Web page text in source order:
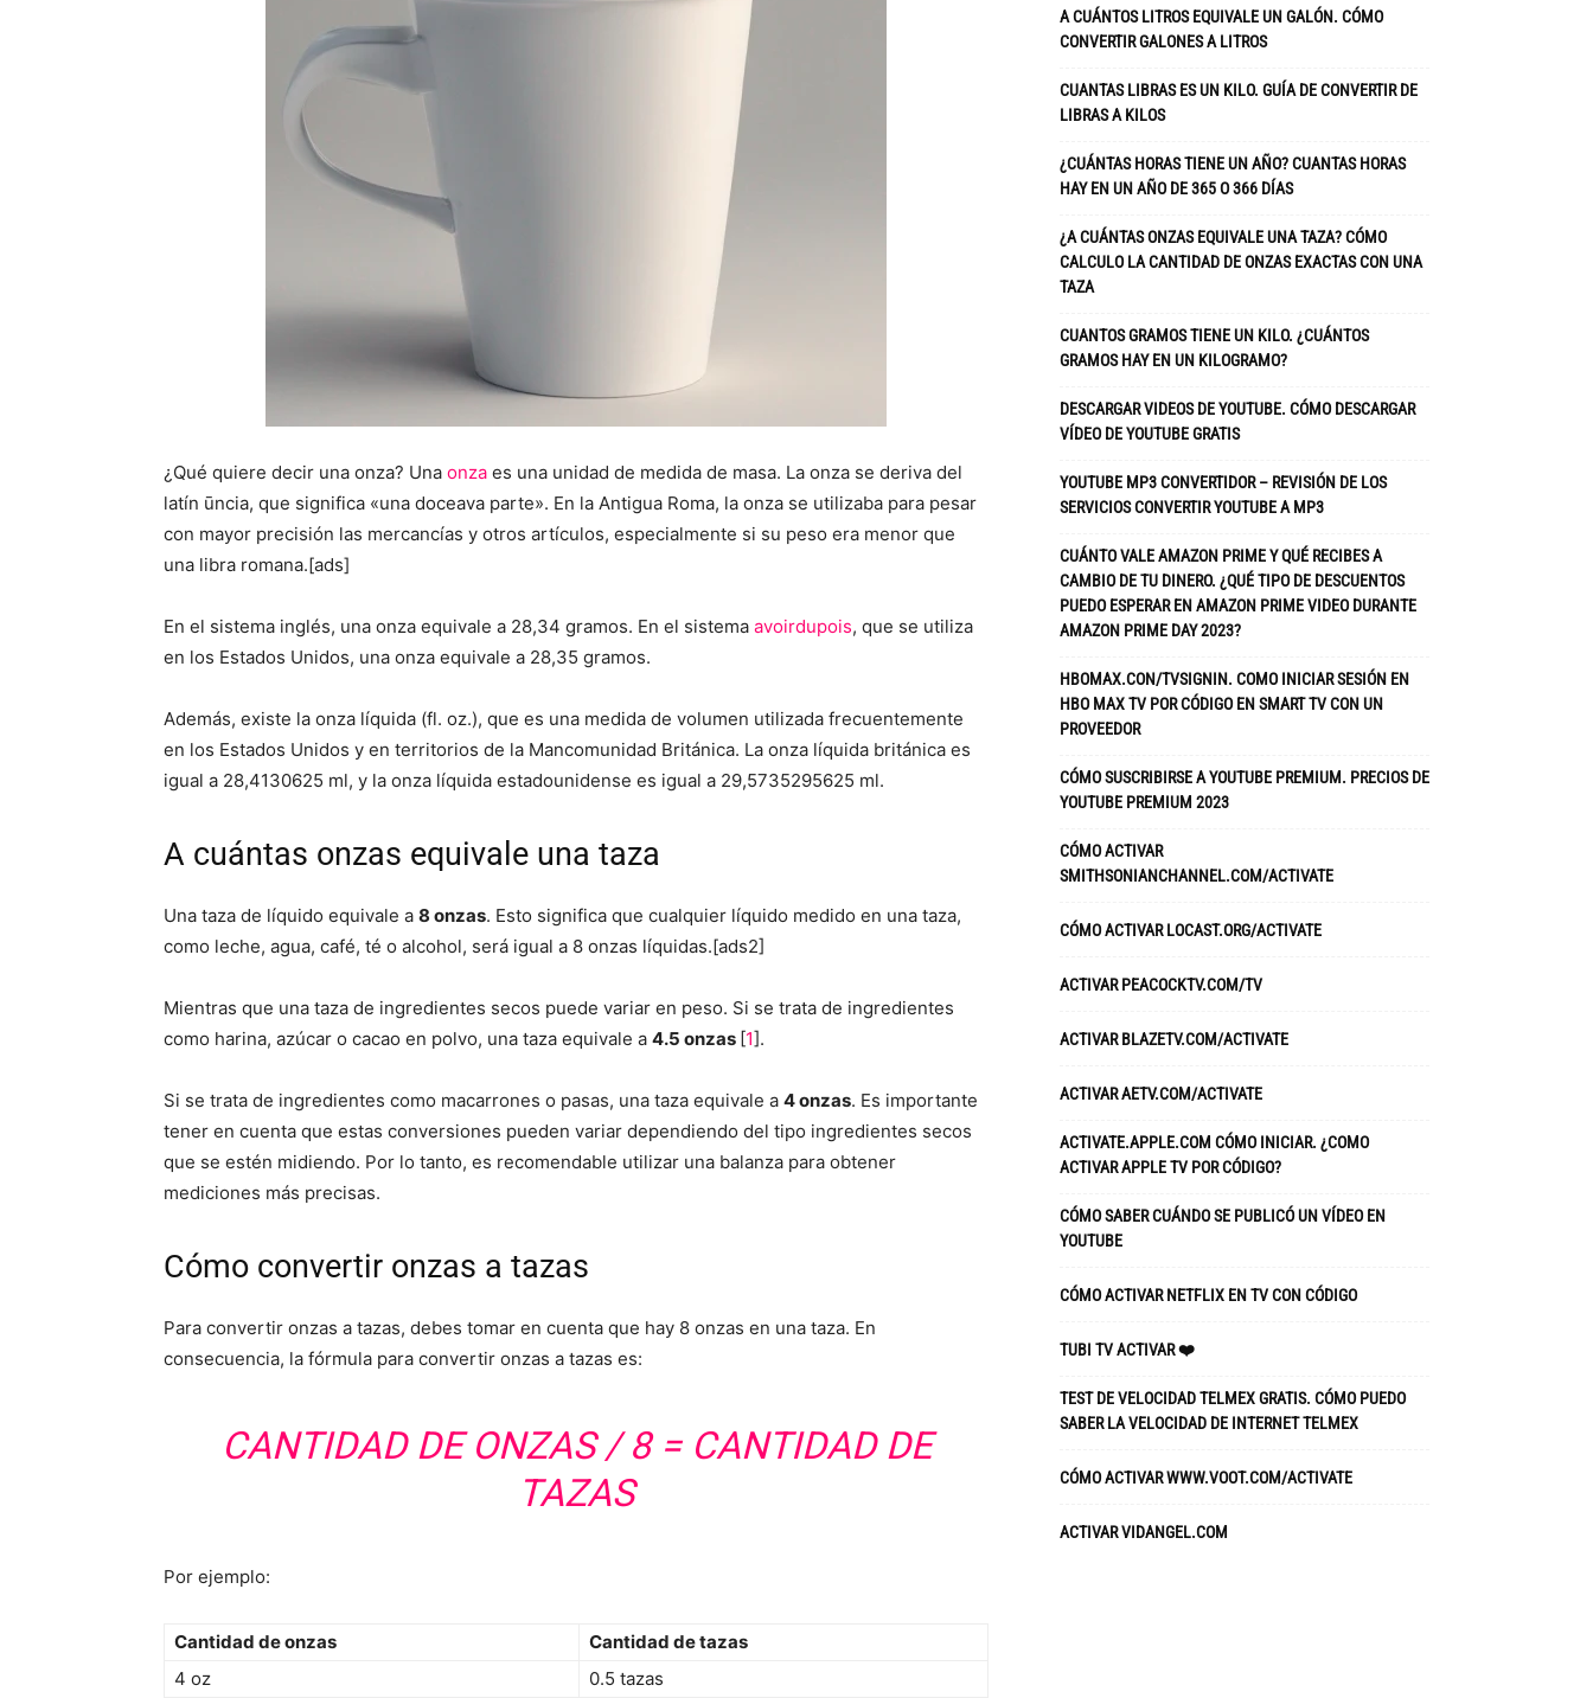
¿Qué quiere decir una onza? Una onza es una unidad de medida de masa. La onza se deriva del
latín ūncia, que significa «una doceava parte». En la Antigua Roma, la onza se utilizaba para pesar
con mayor precisión las mercancías y otros artículos, especialmente si su peso era menor que
una libra romana.[ads]
En el sistema inglés, una onza equivale a 28,34 gramos. En el sistema avoirdupois, que se utiliza
en los Estados Unidos, una onza equivale a 28,35 gramos.
Además, existe la onza líquida (fl. oz.), que es una medida de volumen utilizada frecuentemente
en los Estados Unidos y en territorios de la Mancomunidad Británica. La onza líquida británica es
igual a 28,4130625 ml, y la onza líquida estadounidense es igual a 29,5735295625 ml.
A cuántas onzas equivale una taza
Una taza de líquido equivale a 8 onzas. Esto significa que cualquier líquido medido en una taza,
como leche, agua, café, té o alcohol, será igual a 8 onzas líquidas.[ads2]
Mientras que una taza de ingredientes secos puede variar en peso. Si se trata de ingredientes
como harina, azúcar o cacao en polvo, una taza equivale a 4.5 onzas [1].
Si se trata de ingredientes como macarrones o pasas, una taza equivale a 4 onzas. Es importante
tener en cuenta que estas conversiones pueden variar dependiendo del tipo ingredientes secos
que se estén midiendo. Por lo tanto, es recomendable utilizar una balanza para obtener
mediciones más precisas.
Cómo convertir onzas a tazas
Para convertir onzas a tazas, debes tomar en cuenta que hay 8 onzas en una taza. En
consecuencia, la fórmula para convertir onzas a tazas es:
CANTIDAD DE ONZAS / 8 = CANTIDAD DE
TAZAS
Por ejemplo:
Cantidad de onzas
Cantidad de tazas
4 oz
0.5 tazas
A CUÁNTOS LITROS EQUIVALE UN GALÓN. CÓMO
CONVERTIR GALONES A LITROS
CUANTAS LIBRAS ES UN KILO. GUÍA DE CONVERTIR DE
LIBRAS A KILOS
¿CUÁNTAS HORAS TIENE UN AÑO? CUANTAS HORAS
HAY EN UN AÑO DE 365 O 366 DÍAS
¿A CUÁNTAS ONZAS EQUIVALE UNA TAZA? CÓMO
CALCULO LA CANTIDAD DE ONZAS EXACTAS CON UNA
TAZA
CUANTOS GRAMOS TIENE UN KILO. ¿CUÁNTOS
GRAMOS HAY EN UN KILOGRAMO?
DESCARGAR VIDEOS DE YOUTUBE. CÓMO DESCARGAR
VÍDEO DE YOUTUBE GRATIS
YOUTUBE MP3 CONVERTIDOR – REVISIÓN DE LOS
SERVICIOS CONVERTIR YOUTUBE A MP3
CUÁNTO VALE AMAZON PRIME Y QUÉ RECIBES A
CAMBIO DE TU DINERO. ¿QUÉ TIPO DE DESCUENTOS
PUEDO ESPERAR EN AMAZON PRIME VIDEO DURANTE
AMAZON PRIME DAY 2023?
HBOMAX.CON/TVSIGNIN. COMO INICIAR SESIÓN EN
HBO MAX TV POR CÓDIGO EN SMART TV CON UN
PROVEEDOR
CÓMO SUSCRIBIRSE A YOUTUBE PREMIUM. PRECIOS DE
YOUTUBE PREMIUM 2023
CÓMO ACTIVAR
SMITHSONIANCHANNEL.COM/ACTIVATE
CÓMO ACTIVAR LOCAST.ORG/ACTIVATE
ACTIVAR PEACOCKTV.COM/TV
ACTIVAR BLAZETV.COM/ACTIVATE
ACTIVAR AETV.COM/ACTIVATE
ACTIVATE.APPLE.COM CÓMO INICIAR. ¿COMO
ACTIVAR APPLE TV POR CÓDIGO?
CÓMO SABER CUÁNDO SE PUBLICÓ UN VÍDEO EN
YOUTUBE
CÓMO ACTIVAR NETFLIX EN TV CON CÓDIGO
TUBI TV ACTIVAR ❤️
TEST DE VELOCIDAD TELMEX GRATIS. CÓMO PUEDO
SABER LA VELOCIDAD DE INTERNET TELMEX
CÓMO ACTIVAR WWW.VOOT.COM/ACTIVATE
ACTIVAR VIDANGEL.COM